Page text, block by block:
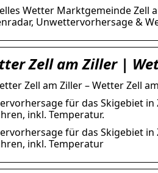
Wetter Marktgemeinde Zell
Unwettervorhersage &
Zell am Ziller |
Zell am Ziller – Wetter Zell
für das Skigebiet in
inkl. Temperatur.
für das Skigebiet in
inkl. Temperatur